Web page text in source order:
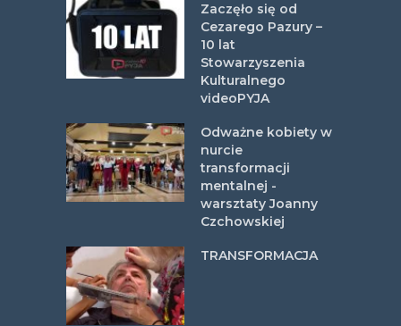
Zaczęło się od
Cezarego Pazury –
10 lat
Stowarzyszenia
Kulturalnego
videoPYJA
Odważne kobiety w
nurcie
transformacji
mentalnej -
warsztaty Joanny
Czchowskiej
TRANSFORMACJA